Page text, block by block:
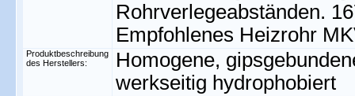
Rohrverlegeabständen.
Empfohlenes Heizrohr
Produktbeschreibung
des Herstellers:
Homogene,
werkseitig hydrophobiert